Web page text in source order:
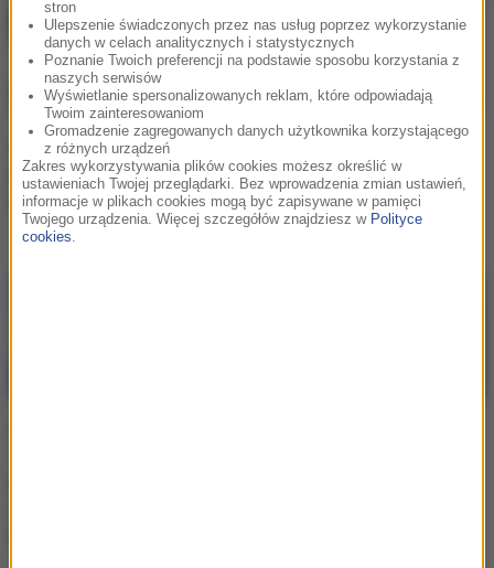
Popularna sieć wycofuje
partię talerzy. GIS
publikuje ostrzeżenie
stroju kąpielowym.
Dziennikarka publikuje
gorące kadry! [FOTO]
stron
Ulepszenie świadczonych przez nas usług poprzez wykorzystanie
danych w celach analitycznych i statystycznych
Poznanie Twoich preferencji na podstawie sposobu korzystania z
naszych serwisów
Wyświetlanie spersonalizowanych reklam, które odpowiadają
Twoim zainteresowaniom
Gromadzenie zagregowanych danych użytkownika korzystającego
z różnych urządzeń
Zakres wykorzystywania plików cookies możesz określić w
ustawieniach Twojej przeglądarki. Bez wprowadzenia zmian ustawień,
informacje w plikach cookies mogą być zapisywane w pamięci
Twojego urządzenia. Więcej szczegółów znajdziesz w Polityce
cookies